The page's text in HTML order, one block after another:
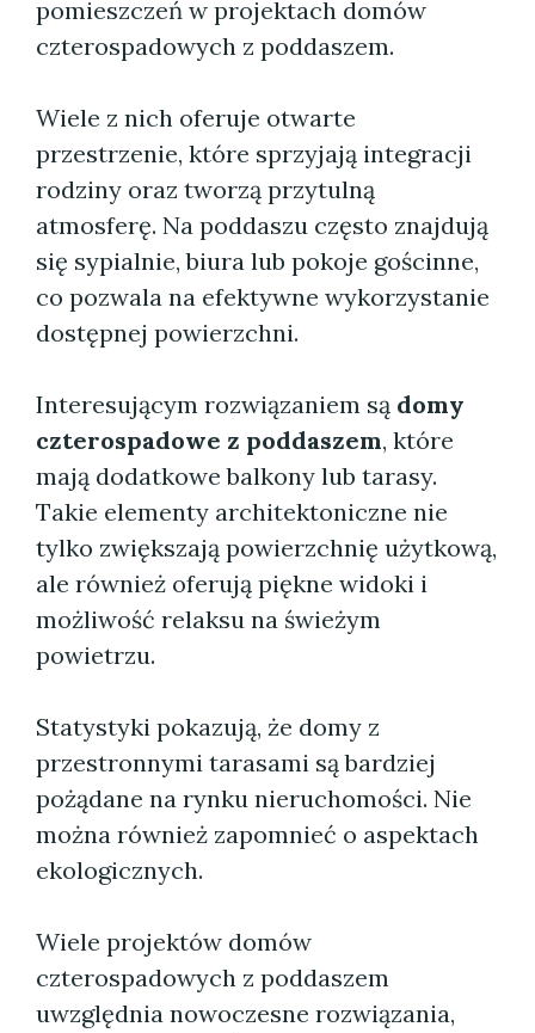
pomieszczeń w projektach domów
czterospadowych z poddaszem.
Wiele z nich oferuje otwarte
przestrzenie, które sprzyjają integracji
rodziny oraz tworzą przytulną
atmosferę. Na poddaszu często znajdują
się sypialnie, biura lub pokoje gościnne,
co pozwala na efektywne wykorzystanie
dostępnej powierzchni.
Interesującym rozwiązaniem są domy
czterospadowe z poddaszem, które
mają dodatkowe balkony lub tarasy.
Takie elementy architektoniczne nie
tylko zwiększają powierzchnię użytkową,
ale również oferują piękne widoki i
możliwość relaksu na świeżym
powietrzu.
Statystyki pokazują, że domy z
przestronnymi tarasami są bardziej
pożądane na rynku nieruchomości. Nie
można również zapomnieć o aspektach
ekologicznych.
Wiele projektów domów
czterospadowych z poddaszem
uwzględnia nowoczesne rozwiązania,